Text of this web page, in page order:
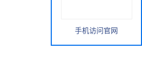
手机访问官网